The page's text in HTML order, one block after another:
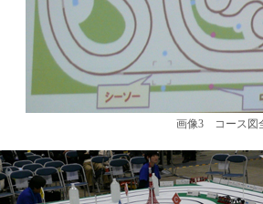
画像3 コース図